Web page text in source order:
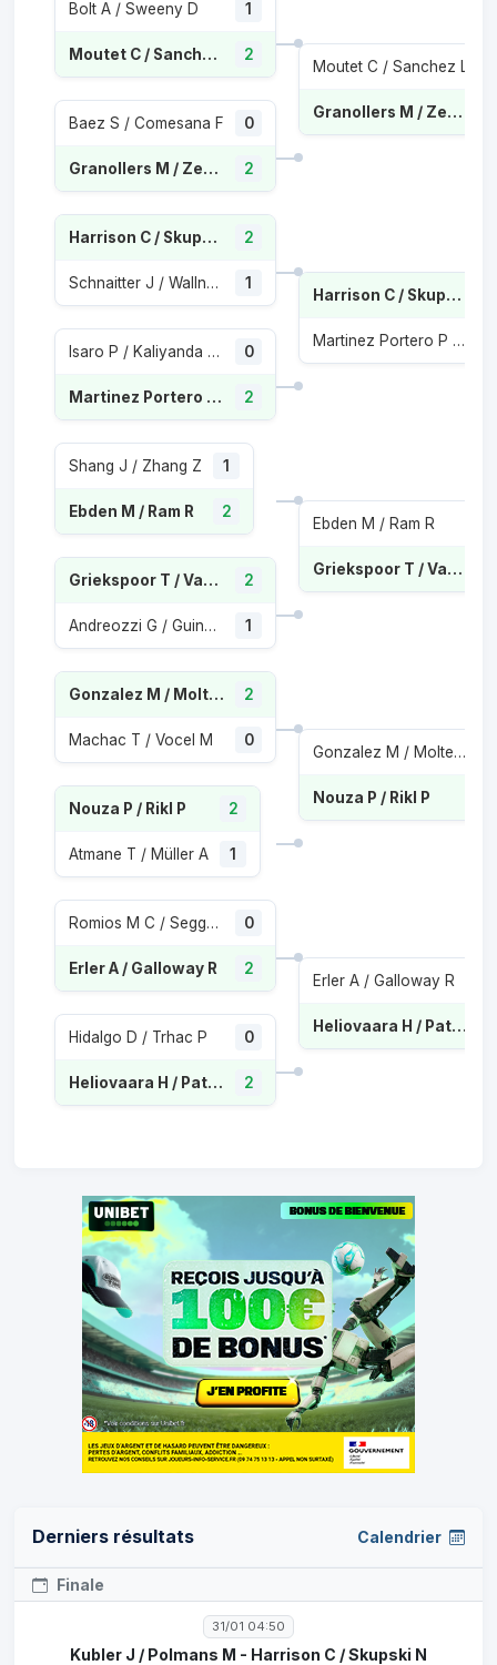
Bolt A / Sweeny D 1
Moutet C / Sanchez L 2
Baez S / Comesana F 0
Granollers M / Zeballos H 2
Harrison C / Skupski N 2
Schnaitter J / Wallner M 1
Isaro P / Kaliyanda Poonacha N 0
Martinez Portero P / Munar J 2
Shang J / Zhang Z 1
Ebden M / Ram R 2
Griekspoor T / Van De Zandschulp B 2
Andreozzi G / Guinard M 1
Gonzalez M / Molteni A 2
Machac T / Vocel M 0
Nouza P / Rikl P 2
Atmane T / Müller A 1
Romios M C / Seggerman R 0
Erler A / Galloway R 2
Hidalgo D / Trhac P 0
Heliovaara H / Patten H 2
Moutet C / Sanchez L
Granollers M / Zeballos H
Harrison C / Skupski N
Martinez Portero P / Munar J
Ebden M / Ram R
Griekspoor T / Van De Zandschulp B
Gonzalez M / Molteni A
Nouza P / Rikl P
Erler A / Galloway R
Heliovaara H / Patten H
Derniers résultats Calendrier
Finale
31/01 04:50
Kubler J / Polmans M - Harrison C / Skupski N